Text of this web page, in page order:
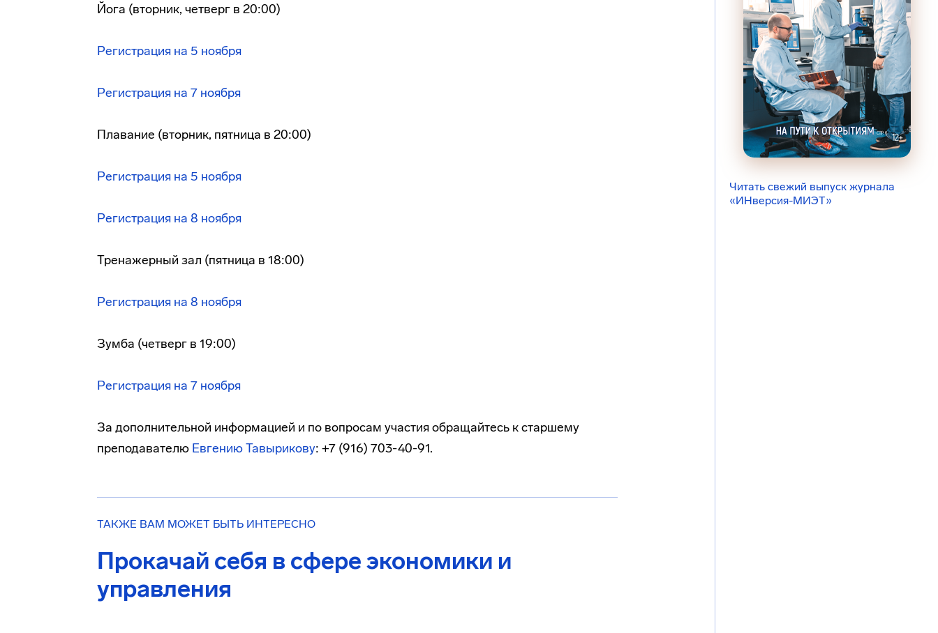
Йога (вторник, четверг в 20:00)
Регистрация на 5 ноября
Регистрация на 7 ноября
Плавание (вторник, пятница в 20:00)
Регистрация на 5 ноября
Регистрация на 8 ноября
Тренажерный зал (пятница в 18:00)
Регистрация на 8 ноября
Зумба (четверг в 19:00)
Регистрация на 7 ноября
За дополнительной информацией и по вопросам участия обращайтесь к старшему
преподавателю Евгению Тавырикову: +7 (916) 703-40-91.
ТАКЖЕ ВАМ МОЖЕТ БЫТЬ ИНТЕРЕСНО
Прокачай себя в сфере экономики и
управления
Читать свежий выпуск журнала
«ИНверсия-МИЭТ»